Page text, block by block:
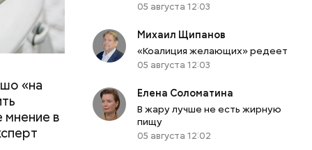
«на
мнение в
05 августа 12:03
Михаил Щипанов
«Коалиция желающих» редеет
05 августа 12:03
Елена Соломатина
В жару лучше не есть жирную
пищу
05 августа 12:02